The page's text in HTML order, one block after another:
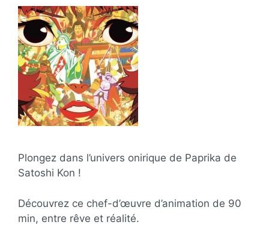
Plongez dans l’univers onirique de Paprika de
Satoshi Kon !
Découvrez ce chef-d’œuvre d’animation de 90
min, entre rêve et réalité.